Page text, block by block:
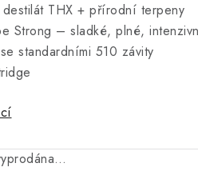
destilát THX + přírodní terpeny
Strong – sladké, plné,
standardními 510 závity